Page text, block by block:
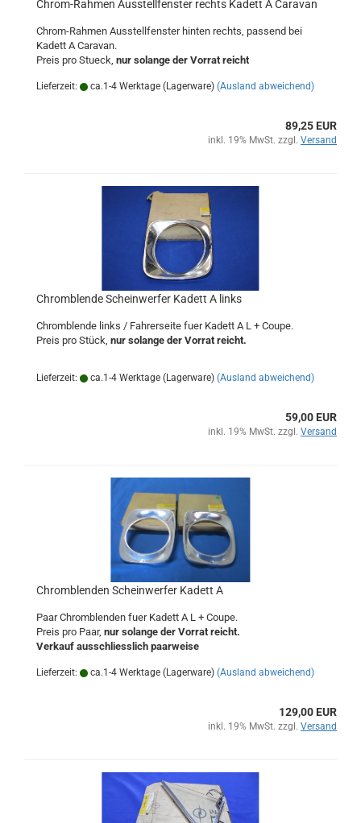
Chrom-Rahmen Ausstellfenster rechts Kadett A Caravan
Chrom-Rahmen Ausstellfenster hinten rechts, passend bei
Kadett A Caravan.
Preis pro Stueck, nur solange der Vorrat reicht
Lieferzeit: ca.1-4 Werktage (Lagerware) (Ausland abweichend)
89,25 EUR
inkl. 19% MwSt. zzgl. Versand
Chromblende Scheinwerfer Kadett A links
Chromblende links / Fahrerseite fuer Kadett A L + Coupe.
Preis pro Stück, nur solange der Vorrat reicht.
Lieferzeit: ca.1-4 Werktage (Lagerware) (Ausland abweichend)
59,00 EUR
inkl. 19% MwSt. zzgl. Versand
Chromblenden Scheinwerfer Kadett A
Paar Chromblenden fuer Kadett A L + Coupe.
Preis pro Paar, nur solange der Vorrat reicht.
Verkauf ausschliesslich paarweise
Lieferzeit: ca.1-4 Werktage (Lagerware) (Ausland abweichend)
129,00 EUR
inkl. 19% MwSt. zzgl. Versand